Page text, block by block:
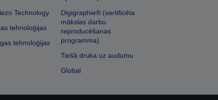
Technology
tehnoloģijas
tehnoloģijas
Digigraphie® (sertificēta
mākslas darbu
reproducēšanas
programma)
Tiešā druka uz audumu
Global